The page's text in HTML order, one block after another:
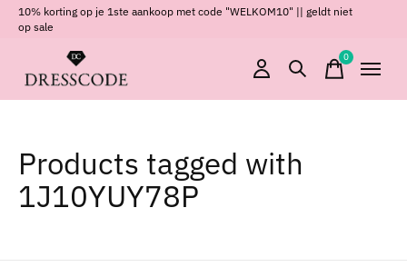
10% korting op je 1ste aankoop met code "WELKOM10" || geldt niet
op sale
0items
Products tagged with
1J10YUY78P